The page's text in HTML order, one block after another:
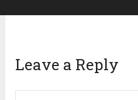
Leave a Reply